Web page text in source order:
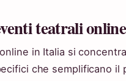
teatrali online
in Italia si
che semplificano